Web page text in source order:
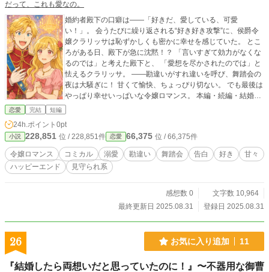
だって、これも愛なの。
婚約者殿下の口癖は――「好きだ、愛している、可愛
い！」。 会うたびに繰り返される“好き好き攻撃”に、侯爵令
嬢クラリッサは恥ずかしくも密かに幸せを感じていた。 とこ
ろがある日、殿下が急に沈黙！？ 「言いすぎて効力がなくな
るのでは」と考えた殿下と、 「愛想を尽かされたのでは」と
怯えるクラリッサ。 ――勘違いがすれ違いを呼び、舞踏会の
夜は大騒ぎに！ 甘くて愉快、ちょっぴり切ない。 でも最後は
やっぱり幸せいっぱいな令嬢ロマンス。 本編・続編・結婚準
備編・新婚編・番外編、ぜんぶまとめてお楽しみください。
恋愛 完結 短編
24h.ポイント 0pt
小説 228,851 位 / 228,851件 恋愛 66,375 位 / 66,375件
令嬢ロマンス コミカル 溺愛 勘違い 舞踏会 告白 好き
甘々
ハッピーエンド
見守られ系
感想数 0
文字数 10,964
最終更新日 2025.08.31
登録日 2025.08.31
26 お気に入り追加 11
『結婚したら両想いだと思っていたのに！』〜不器用な御曹